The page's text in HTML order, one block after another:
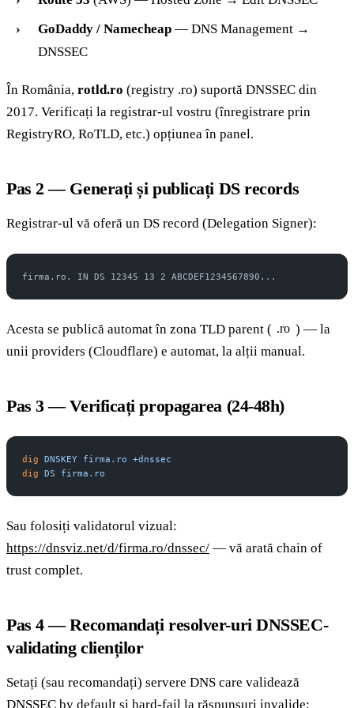
GoDaddy / Namecheap — DNS Management →
DNSSEC
În România, rotld.ro (registry .ro) suportă DNSSEC din
2017. Verificați la registrar-ul vostru (înregistrare prin
RegistryRO, RoTLD, etc.) opțiunea în panel.
Pas 2 — Generați și publicați DS records
Registrar-ul vă oferă un DS record (Delegation Signer):
firma.ro. IN DS 12345 13 2 ABCDEF1234567890...
Acesta se publică automat în zona TLD parent ( .ro ) — la
unii providers (Cloudflare) e automat, la alții manual.
Pas 3 — Verificați propagarea (24-48h)
dig DNSKEY firma.ro +dnssec
dig DS firma.ro
Sau folosiți validatorul vizual:
https://dnsviz.net/d/firma.ro/dnssec/ — vă arată chain of
trust complet.
Pas 4 — Recomandați resolver-uri DNSSEC-
validating clienților
Setați (sau recomandați) servere DNS care validează
DNSSEC by default și hard-fail la răspunsuri invalide: